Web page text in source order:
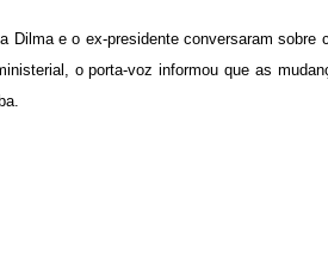
Dilma e o ex-presidente conversaram sobre
o porta-voz informou que as